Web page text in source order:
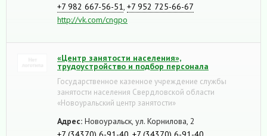
+7 982 667-56-51 +7 952 725-66-67
http://vk.com/cngpo
«Центр занятости населения»,
трудоустройство и подбор персонала
Государственное казенное учреждение службы
занятости населения Свердловской области
«Новоуральский центр занятости»
Адрес: Новоуральск, ул. Корнилова, 2